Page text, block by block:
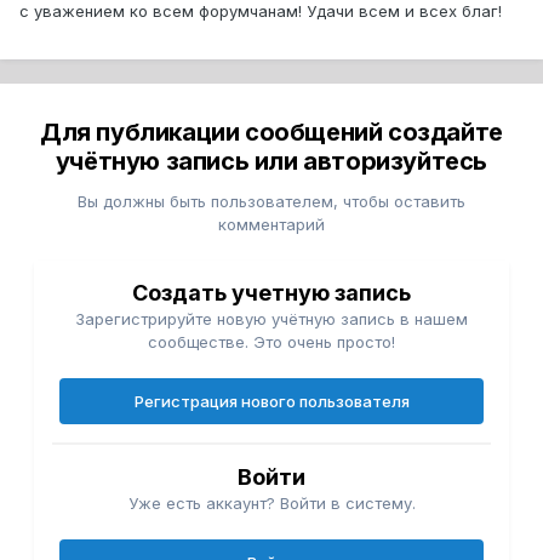
с уважением ко всем форумчанам! Удачи всем и всех благ!
Для публикации сообщений создайте
учётную запись или авторизуйтесь
Вы должны быть пользователем, чтобы оставить
комментарий
Создать учетную запись
Зарегистрируйте новую учётную запись в нашем
сообществе. Это очень просто!
Регистрация нового пользователя
Войти
Уже есть аккаунт? Войти в систему.